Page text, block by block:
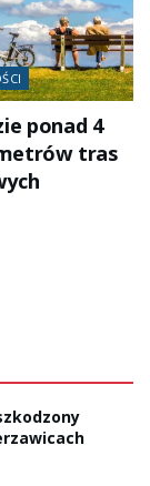
ponad 4
tras